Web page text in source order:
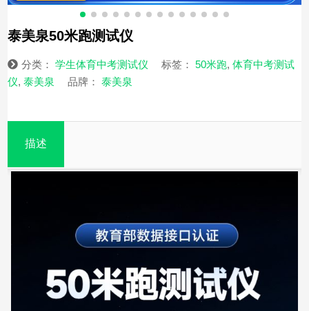
泰美泉50米跑测试仪
分类：学生体育中考测试仪 标签：50米跑,体育中考测试
仪,泰美泉 品牌：泰美泉
描述